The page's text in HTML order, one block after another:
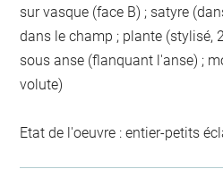
sur vasque (face B) ; satyre
dans le champ ; plante (stylisé,
sous anse (flanquant l'anse) ;
volute)
Etat de l'oeuvre : entier-petits